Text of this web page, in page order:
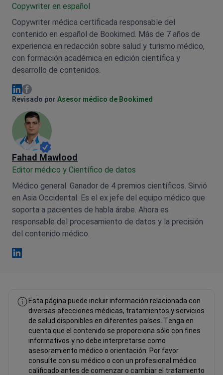
Сopywriter en español
Copywriter médica certificada responsable del
contenido en español de Bookimed. Más de 7 años de
experiencia en redacción sobre salud y turismo médico,
con formación académica en edición científica y
desarrollo de contenidos.
Olena Sikoza Linkedin
Olena Sikoza Facebook
Revisado por Asesor médico de Bookimed
Fahad Mawlood
Editor médico y Científico de datos
Médico general. Ganador de 4 premios científicos. Sirvió
en Asia Occidental. Es el ex jefe del equipo médico que
soporta a pacientes de habla árabe. Ahora es
responsable del procesamiento de datos y la precisión
del contenido médico.
Esta página puede incluir información relacionada con
diversas afecciones médicas, tratamientos y servicios
de salud disponibles en diferentes países. Tenga en
cuenta que el contenido se proporciona sólo con fines
informativos y no debe interpretarse como
asesoramiento médico o orientación. Por favor
consulte con su médico o con un profesional médico
calificado antes de comenzar o cambiar el tratamiento